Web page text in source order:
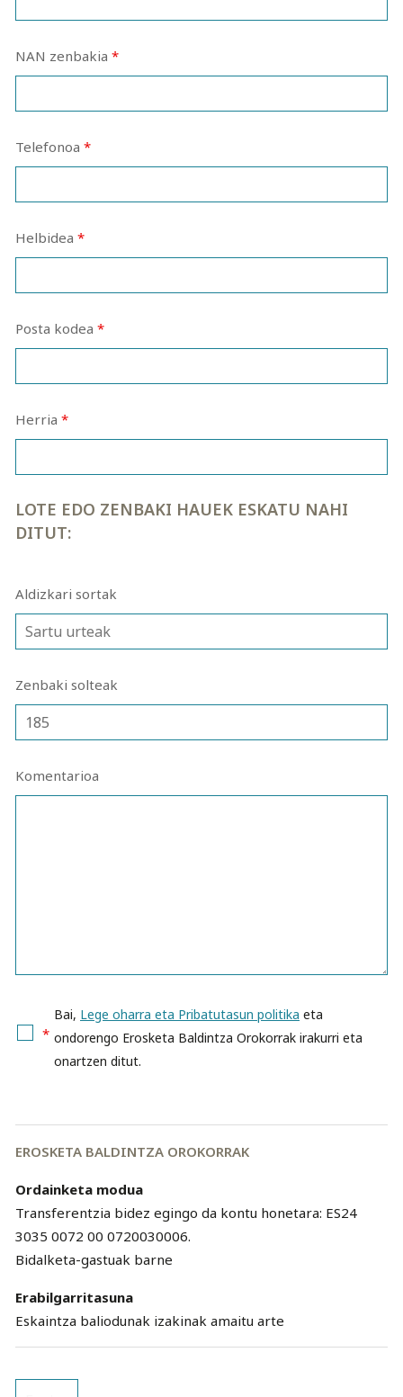
NAN zenbakia *
Telefonoa *
Helbidea *
Posta kodea *
Herria *
LOTE EDO ZENBAKI HAUEK ESKATU NAHI
DITUT:
Aldizkari sortak
Zenbaki solteak
Komentarioa
*
Bai, Lege oharra eta Pribatutasun politika eta
ondorengo Erosketa Baldintza Orokorrak irakurri eta
onartzen ditut.
EROSKETA BALDINTZA OROKORRAK
Ordainketa modua
Transferentzia bidez egingo da kontu honetara: ES24
3035 0072 00 0720030006.
Bidalketa-gastuak barne
Erabilgarritasuna
Eskaintza baliodunak izakinak amaitu arte